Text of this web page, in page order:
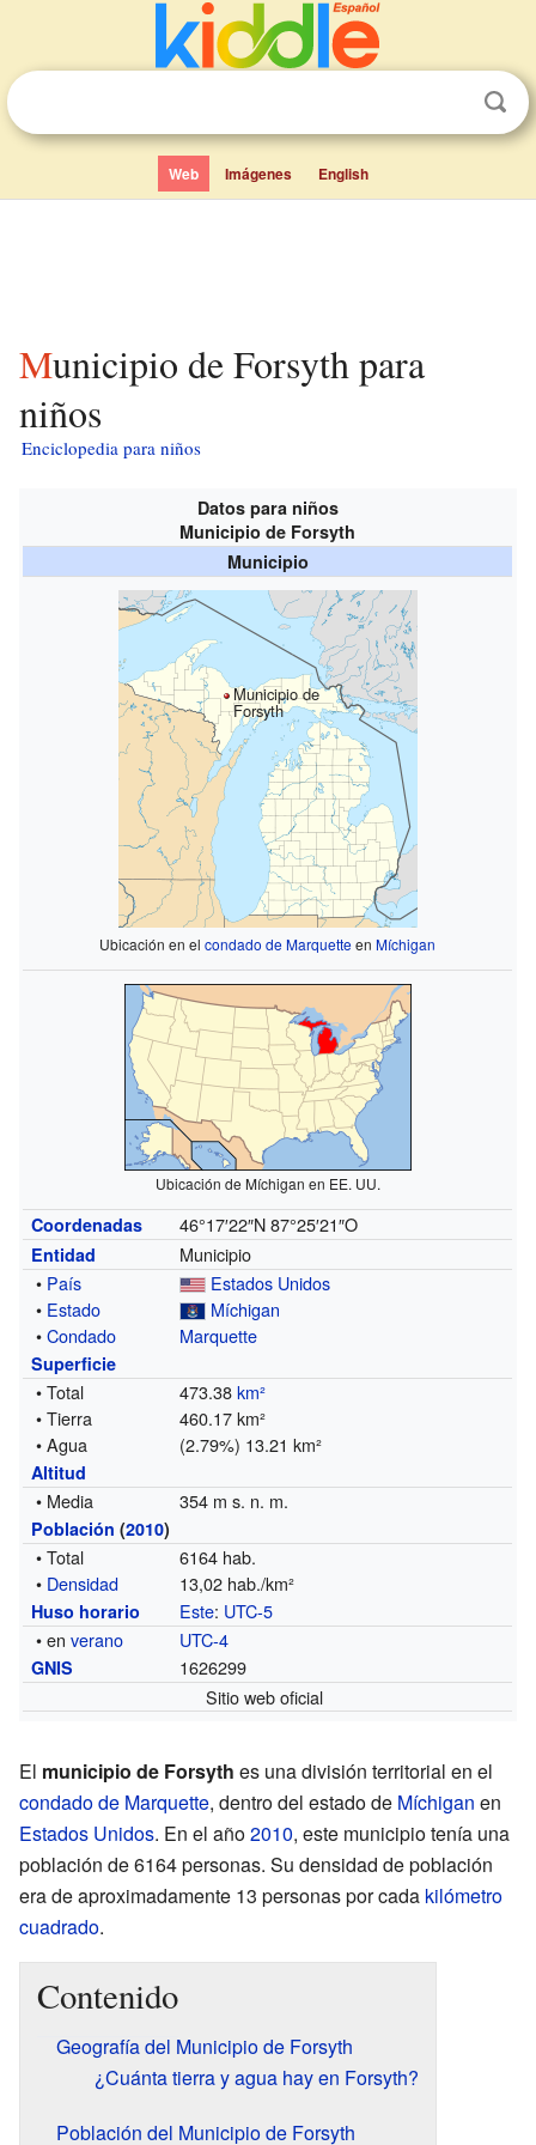
Web Imágenes English
Municipio de Forsyth para
niños
Enciclopedia para niños
Datos para niños
Municipio de Forsyth
Municipio
Municipio de
Forsyth
Ubicación en elcondado de MarquetteenMíchigan
Ubicación de Míchigan en EE. UU.
Coordenadas 46°17′22″N 87°25′21″O
Entidad
Municipio
• País
Estados Unidos
• Estado
Míchigan
•Condado Marquette
Superficie
• Total 473.38km²
• Tierra
460.17 km²
• Agua
(2.79%) 13.21 km²
Altitud
• Media 354 m s. n. m.
Población (2010)
• Total
6164 hab.
• Densidad 13,02 hab./km²
Huso horario Este: UTC-5
• enverano UTC-4
GNIS
1626299
Sitio web oficial
El municipio de Forsyth es una división territorial en el
condado de Marquette, dentro del estado de Míchigan en
Estados Unidos. En el año2010, este municipio tenía una
población de 6164 personas. Su densidad de población
era de aproximadamente 13 personas por cada kilómetro
cuadrado.
Contenido
Geografía del Municipio de Forsyth
¿Cuánta tierra y agua hay en Forsyth?
Población del Municipio de Forsyth